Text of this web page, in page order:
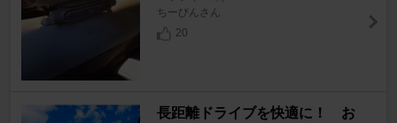
ちーびんさん
20
長距離ドライブを快適に！ お